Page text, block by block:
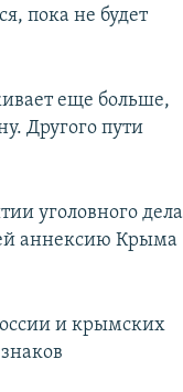
пока не будет
еще больше,
Другого пути
уголовного дела
аннексию Крыма
и крымских